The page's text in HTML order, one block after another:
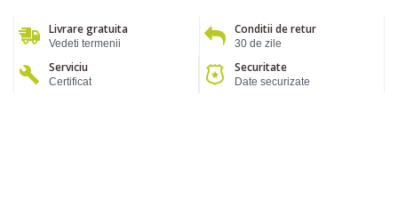
Livrare gratuita
Vedeti termenii
Conditii de retur
30 de zile
Serviciu
Certificat
Securitate
Date securizate